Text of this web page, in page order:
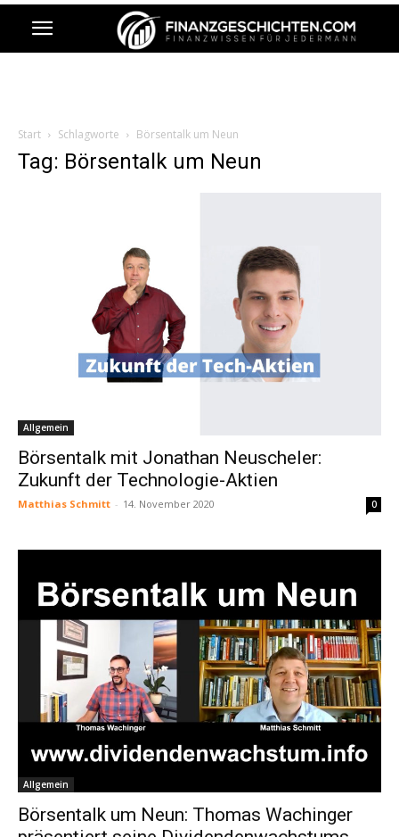
Start Schlagworte Börsentalk um Neun
Tag: Börsentalk um Neun
Allgemein
Börsentalk mit Jonathan Neuscheler:
Zukunft der Technologie-Aktien
Matthias Schmitt - 14. November 2020 0
Allgemein
Börsentalk um Neun: Thomas Wachinger